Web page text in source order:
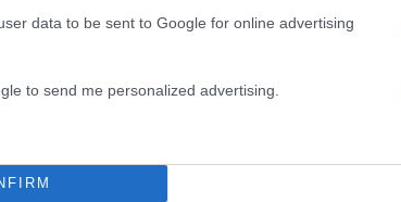
data to be sent to Google for online advertising
to send me personalized advertising.